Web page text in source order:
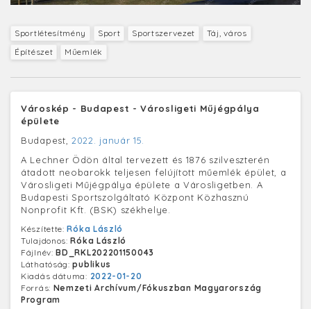
Sportlétesítmény Sport Sportszervezet
Táj, város
Építészet
Műemlék
Városkép - Budapest - Városligeti Műjégpálya
épülete
Budapest, 2022. január 15.
A Lechner Ödön által tervezett és 1876 szilveszterén
átadott neobarokk teljesen felújított műemlék épület, a
Városligeti Műjégpálya épülete a Városligetben. A
Budapesti Sportszolgáltató Központ Közhasznú
Nonprofit Kft. (BSK) székhelye.
Készítette:Róka László
Tulajdonos:Róka László
Fájlnév:BD_RKL202201150043
Láthatóság:publikus
Kiadás dátuma: 2022-01-20
Forrás: Nemzeti Archívum/Fókuszban Magyarország
Program